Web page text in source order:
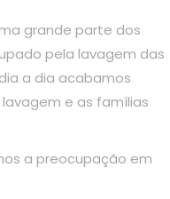
grande parte dos
pela lavagem das
a dia acabamos
e as famílias
a preocupação em